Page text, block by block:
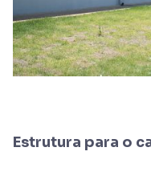
Estrutura para o